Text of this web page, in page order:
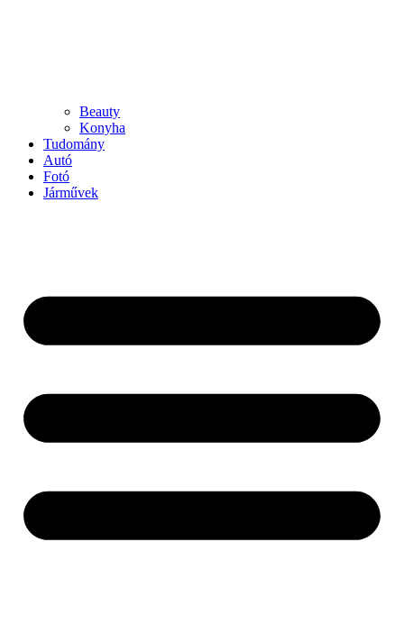
Beauty
Konyha
Tudomány
Autó
Fotó
Járművek